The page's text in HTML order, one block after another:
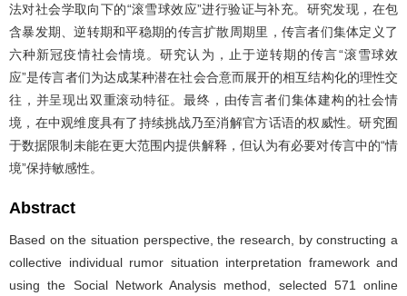
法对社会学取向下的“滚雪球效应”进行验证与补充。研究发现，在包
含暴发期、逆转期和平稳期的传言扩散周期里，传言者们集体定义了
六种新冠疫情社会情境。研究认为，止于逆转期的传言“滚雪球效
应”是传言者们为达成某种潜在社会合意而展开的相互结构化的理性交
往，并呈现出双重滚动特征。最终，由传言者们集体建构的社会情
境，在中观维度具有了持续挑战乃至消解官方话语的权威性。研究囿
于数据限制未能在更大范围内提供解释，但认为有必要对传言中的“情
境”保持敏感性。
Abstract
Based on the situation perspective, the research, by constructing a
collective individual rumor situation interpretation framework and
using the Social Network Analysis method, selected 571 online